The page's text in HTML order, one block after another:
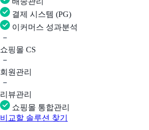
결제 시스템 (PG)
이커머스 성과분석
쇼핑몰 CS
회원관리
리뷰관리
쇼핑몰 통합관리
비교할 솔루션 찾기